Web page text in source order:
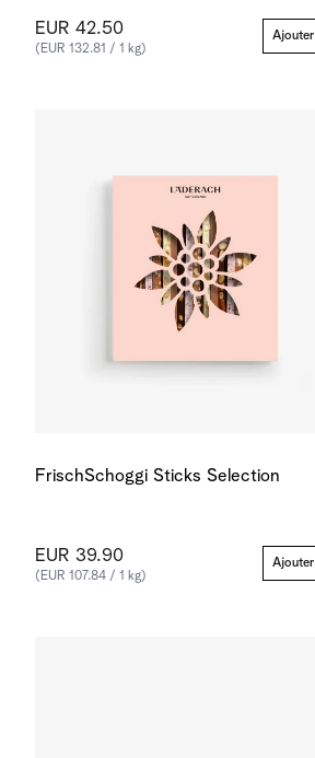
EUR 42.50
(EUR 132.81 / 1 kg)
Ajouter
FrischSchoggi Sticks Selection
EUR 39.90
(EUR 107.84 / 1 kg)
Ajouter